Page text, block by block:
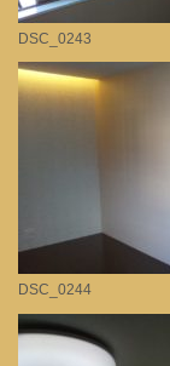
DSC_0243
DSC_0244